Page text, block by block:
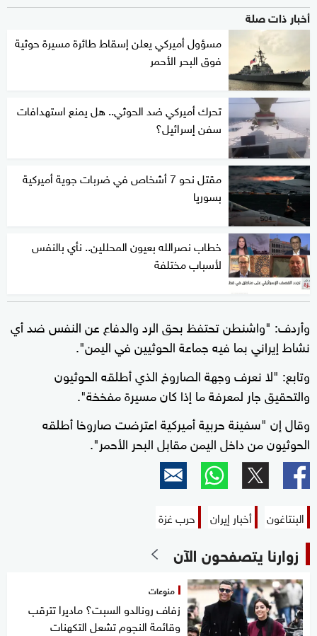
أخبار ذات صلة
مسؤول أميركي يعلن إسقاط طائرة مسيرة حوثية
فوق البحر الأحمر
تحرك أميركي ضد الحوثي.. هل يمنع استهدافات
سفن إسرائيل؟
مقتل نحو 7 أشخاص في ضربات جوية أميركية
بسوريا
خطاب نصرالله بعيون المحللين.. نأي بالنفس
لأسباب مختلفة
وأردف: "واشنطن تحتفظ بحق الرد والدفاع عن النفس ضد أي
نشاط إيراني بما فيه جماعة الحوثيين في اليمن".
وتابع: "لا نعرف وجهة الصاروخ الذي أطلقه الحوثيون
والتحقيق جار لمعرفة ما إذا كان مسيرة مفخخة".
وقال إن "سفينة حربية أميركية اعترضت صاروخا أطلقه
الحوثيون من داخل اليمن مقابل البحر الأحمر".
البنتاغون أخبار إيران حرب غزة
زوارنا يتصفحون الآن
منوعات
زفاف رونالدو السبت؟ ماديرا تترقب
وقائمة النجوم تشعل التكهنات